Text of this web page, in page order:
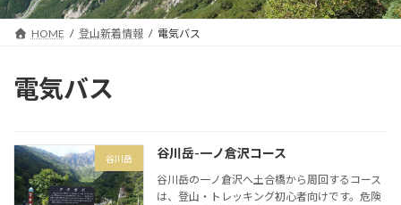
HOME 登山新着情報 電気バス
電気バス
谷川岳 谷川岳-一ノ倉沢コース
谷川岳の一ノ倉沢へ土合橋から周回するコース
は、登山・トレッキング初心者向けです。危険